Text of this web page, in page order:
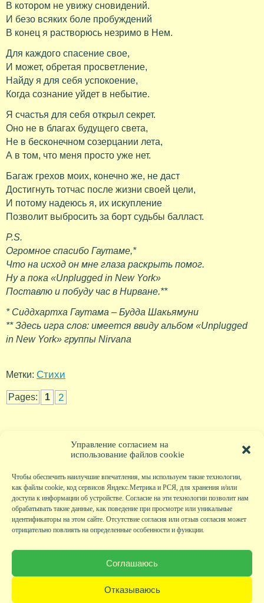
Управление согласием на
использование файлов cookie
Чтобы обеспечить наилучшие впечатления, мы используем такие технологии,
как файлы cookie, код сервисов Яндекс.Метрика и РСЯ, для хранения и/или
доступа к информации об устройстве. Согласие на эти технологии позволит нам
обрабатывать такие данные, как поведение при просмотре или уникальные
идентификаторы на этом сайте. Отсутствие согласия или отзыв согласия может
отрицательно повлиять на определенные особенности и функции.
Соглашаюсь
Отказываюсь
В котором не увижу сновидений.
И безо всяких боле пробуждений
В конец я растворюсь незримо в Нем.
Для каждого спасение свое,
И может, обретая просветление,
Найду я для себя успокоение,
Когда сознание уйдет в небытие.
Я счастья для себя открыл секрет.
Оно не в благах будущего света,
Не в бесконечном созерцании лета,
А в том, что меня просто уже нет.
Багаж грехов моих, конечно же, не даст
Достигнуть тотчас после жизни своей цели,
И потому надеюсь я, их искупление
Позволит выбросить за борт судьбы балласт.
P.S.
Огромное спасибо Гаутаме,*
Что на исход он мне глаза раскрыть помог.
Ну а пока «Unplugged in New York»
Поставлю и побуду час в Нирване.**
* Сиддхартха Гаутама – Будда Шакьямуни
** Здесь игра слов: имеется ввиду альбом «Unplugged
in New York» группы Nirvana
Метки: Стихи
Pages: 1 2